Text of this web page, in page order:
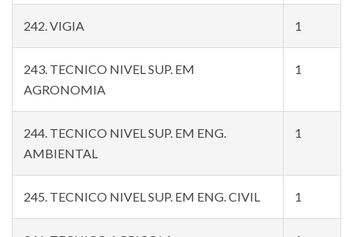
242. VIGIA 1
243. TECNICO NIVEL SUP. EM
AGRONOMIA
1
244. TECNICO NIVEL SUP. EM ENG.
AMBIENTAL
1
245. TECNICO NIVEL SUP. EM ENG. CIVIL 1